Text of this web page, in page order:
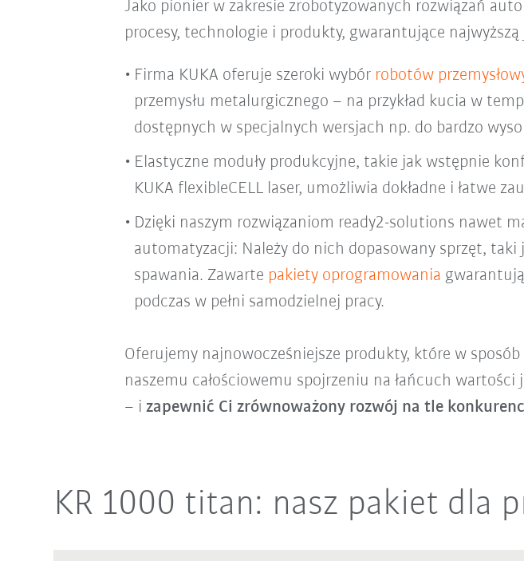
Jako pionier w zakresie zrobotyzowanych rozwiązań
procesy, technologie i produkty, gwarantujące
Firma KUKA oferuje szeroki wybór robotów
przemysłu metalurgicznego – na przykład kucia w
dostępnych w specjalnych wersjach np. do bardzo
Elastyczne moduły produkcyjne, takie jak wstępnie
KUKA flexibleCELL laser, umożliwia dokładne i łatwe
Dzięki naszym rozwiązaniom ready2-solutions nawet
automatyzacji: Należy do nich dopasowany sprzęt,
spawania. Zawarte pakiety oprogramowania
podczas w pełni samodzielnej pracy.
Oferujemy najnowocześniejsze produkty, które w
naszemu całościowemu spojrzeniu na łańcuch
– i zapewnić Ci zrównoważony rozwój na tle
KR 1000 titan: nasz pakiet dla